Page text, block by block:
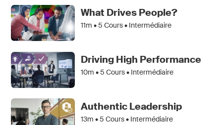
What Drives People?
11m •5 Cours • Intermédiaire
Driving High Performance
10m •5 Cours • Intermédiaire
Authentic Leadership
13m •5 Cours • Intermédiaire